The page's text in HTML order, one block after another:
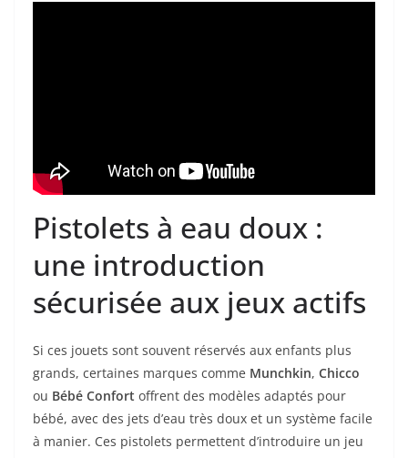
Pistolets à eau doux :
une introduction
sécurisée aux jeux actifs
Si ces jouets sont souvent réservés aux enfants plus
grands, certaines marques comme Munchkin, Chicco
ou Bébé Confort offrent des modèles adaptés pour
bébé, avec des jets d’eau très doux et un système facile
à manier. Ces pistolets permettent d’introduire un jeu